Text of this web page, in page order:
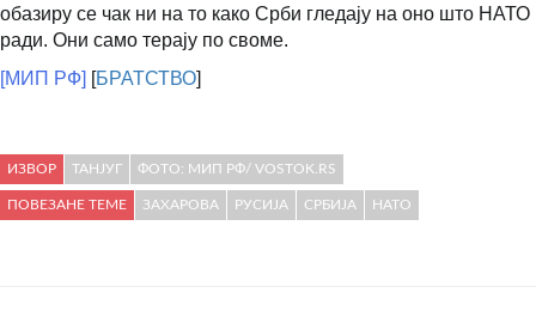
обазиру се чак ни на то како Срби гледају на оно што НАТО
ради. Они само терају по своме.
[МИП РФ] [БРАТСТВО]
ИЗВОР ТАНЈУГ ФОТО: МИП РФ/ VOSTOK.RS
ПОВЕЗАНЕ ТЕМЕ ЗАХАРОВА РУСИЈА СРБИЈА НАТО